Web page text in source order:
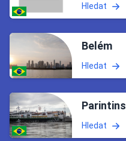
Hledat
Belém
Hledat
Parintins
Hledat